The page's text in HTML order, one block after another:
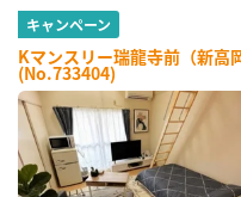
キャンペーン
Kマンスリー瑞龍寺前（新高
(No.733404)